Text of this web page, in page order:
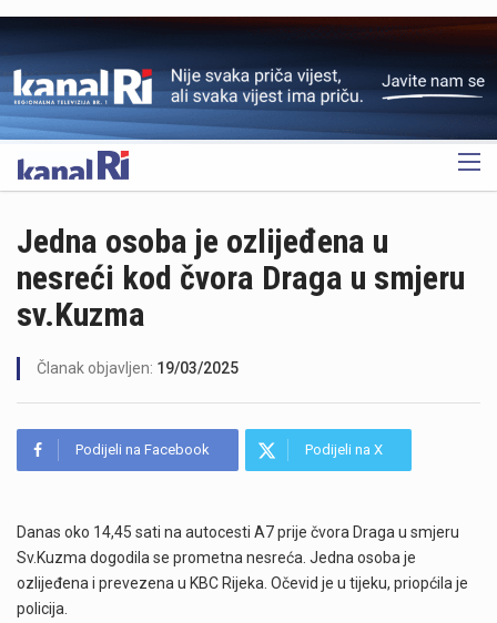
OGLAS
Jedna osoba je ozlijeđena u
nesreći kod čvora Draga u smjeru
sv.Kuzma
Članak objavljen: 19/03/2025
Podijeli na Facebook Podijeli na X
Danas oko 14,45 sati na autocesti A7 prije čvora Draga u smjeru
Sv.Kuzma dogodila se prometna nesreća. Jedna osoba je
ozlijeđena i prevezena u KBC Rijeka. Očevid je u tijeku, priopćila je
policija.